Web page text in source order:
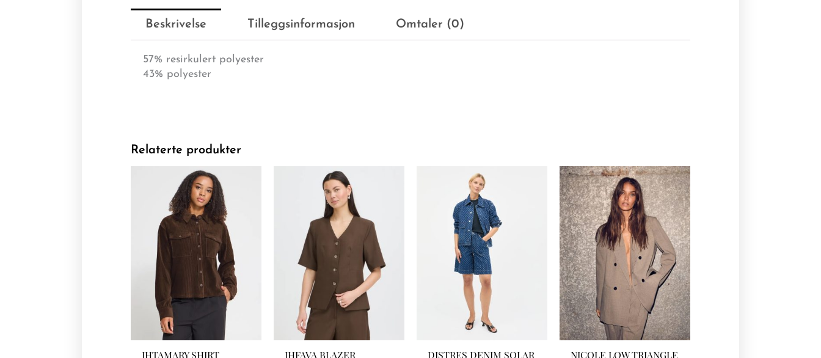
Beskrivelse Tilleggsinformasjon Omtaler (0)
57% resirkulert polyester
43% polyester
Relaterte produkter
IHTAMARY SHIRT IHFAVA BLAZER
DISTRES DENIM SOLAR
NICOLE LOW TRIANGLE